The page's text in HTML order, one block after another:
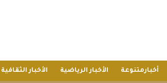
أخبارمتنوعة الأخبار الرياضية الأخبار الثقافية